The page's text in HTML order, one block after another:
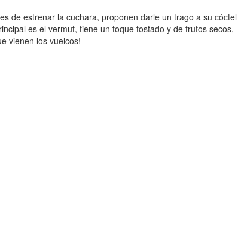
de estrenar la cuchara, proponen darle un trago a su cóctel
es el vermut, tiene un toque tostado y de frutos secos,
vienen los vuelcos!